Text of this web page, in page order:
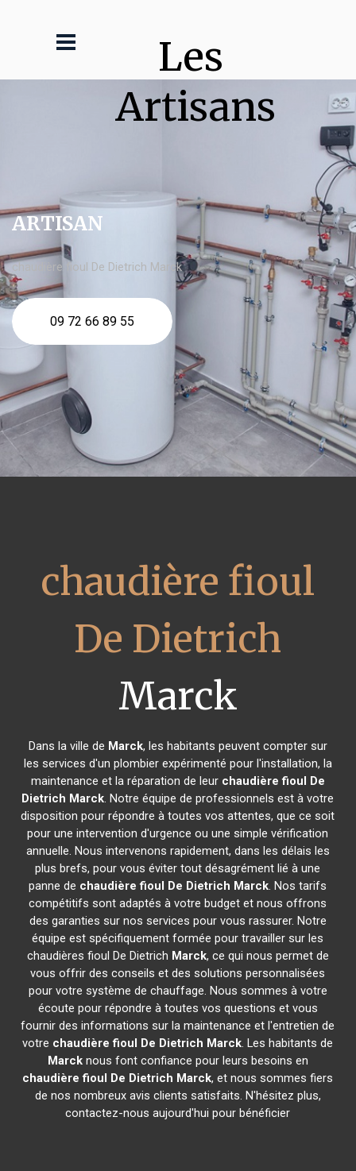
Les
Artisans
ARTISAN
chaudière fioul De Dietrich Marck
09 72 66 89 55
chaudière fioul
De Dietrich
Marck
Dans la ville de Marck, les habitants peuvent compter sur
les services d'un plombier expérimenté pour l'installation, la
maintenance et la réparation de leur chaudière fioul De
Dietrich Marck. Notre équipe de professionnels est à votre
disposition pour répondre à toutes vos attentes, que ce soit
pour une intervention d'urgence ou une simple vérification
annuelle. Nous intervenons rapidement, dans les délais les
plus brefs, pour vous éviter tout désagrément lié à une
panne de chaudière fioul De Dietrich Marck. Nos tarifs
compétitifs sont adaptés à votre budget et nous offrons
des garanties sur nos services pour vous rassurer. Notre
équipe est spécifiquement formée pour travailler sur les
chaudières fioul De Dietrich Marck, ce qui nous permet de
vous offrir des conseils et des solutions personnalisées
pour votre système de chauffage. Nous sommes à votre
écoute pour répondre à toutes vos questions et vous
fournir des informations sur la maintenance et l'entretien de
votre chaudière fioul De Dietrich Marck. Les habitants de
Marcknous font confiance pour leurs besoins en
chaudière fioul De Dietrich Marck, et nous sommes fiers
de nos nombreux avis clients satisfaits. N'hésitez plus,
contactez-nous aujourd'hui pour bénéficier